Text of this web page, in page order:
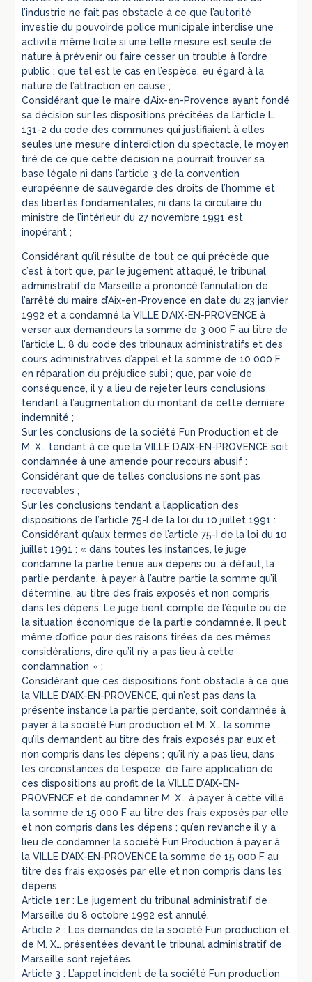
l’industrie ne fait pas obstacle à ce que l’autorité
investie du pouvoirde police municipale interdise une
activité même licite si une telle mesure est seule de
nature à prévenir ou faire cesser un trouble à l’ordre
public ; que tel est le cas en l’espèce, eu égard à la
nature de l’attraction en cause ;
Considérant que le maire d’Aix-en-Provence ayant fondé
sa décision sur les dispositions précitées de l’article L.
131-2 du code des communes qui justifiaient à elles
seules une mesure d’interdiction du spectacle, le moyen
tiré de ce que cette décision ne pourrait trouver sa
base légale ni dans l’article 3 de la convention
européenne de sauvegarde des droits de l’homme et
des libertés fondamentales, ni dans la circulaire du
ministre de l’intérieur du 27 novembre 1991 est
inopérant ;
Considérant qu’il résulte de tout ce qui précède que
c’est à tort que, par le jugement attaqué, le tribunal
administratif de Marseille a prononcé l’annulation de
l’arrêté du maire d’Aix-en-Provence en date du 23 janvier
1992 et a condamné la VILLE D’AIX-EN-PROVENCE à
verser aux demandeurs la somme de 3 000 F au titre de
l’article L. 8 du code des tribunaux administratifs et des
cours administratives d’appel et la somme de 10 000 F
en réparation du préjudice subi ; que, par voie de
conséquence, il y a lieu de rejeter leurs conclusions
tendant à l’augmentation du montant de cette dernière
indemnité ;
Sur les conclusions de la société Fun Production et de
M. X… tendant à ce que la VILLE D’AIX-EN-PROVENCE soit
condamnée à une amende pour recours abusif :
Considérant que de telles conclusions ne sont pas
recevables ;
Sur les conclusions tendant à l’application des
dispositions de l’article 75-I de la loi du 10 juillet 1991 :
Considérant qu’aux termes de l’article 75-I de la loi du 10
juillet 1991 : « dans toutes les instances, le juge
condamne la partie tenue aux dépens ou, à défaut, la
partie perdante, à payer à l’autre partie la somme qu’il
détermine, au titre des frais exposés et non compris
dans les dépens. Le juge tient compte de l’équité ou de
la situation économique de la partie condamnée. Il peut
même d’office pour des raisons tirées de ces mêmes
considérations, dire qu’il n’y a pas lieu à cette
condamnation » ;
Considérant que ces dispositions font obstacle à ce que
la VILLE D’AIX-EN-PROVENCE, qui n’est pas dans la
présente instance la partie perdante, soit condamnée à
payer à la société Fun production et M. X… la somme
qu’ils demandent au titre des frais exposés par eux et
non compris dans les dépens ; qu’il n’y a pas lieu, dans
les circonstances de l’espèce, de faire application de
ces dispositions au profit de la VILLE D’AIX-EN-
PROVENCE et de condamner M. X… à payer à cette ville
la somme de 15 000 F au titre des frais exposés par elle
et non compris dans les dépens ; qu’en revanche il y a
lieu de condamner la société Fun Production à payer à
la VILLE D’AIX-EN-PROVENCE la somme de 15 000 F au
titre des frais exposés par elle et non compris dans les
dépens ;
Article 1er : Le jugement du tribunal administratif de
Marseille du 8 octobre 1992 est annulé.
Article 2 : Les demandes de la société Fun production et
de M. X… présentées devant le tribunal administratif de
Marseille sont rejetées.
Article 3 : L’appel incident de la société Fun production